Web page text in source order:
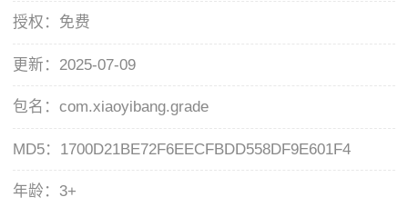
授权： 免费
更新： 2025-07-09
包名：com.xiaoyibang.grade
MD5： 1700D21BE72F6EECFBDD558DF9E601F4
年龄： 3+